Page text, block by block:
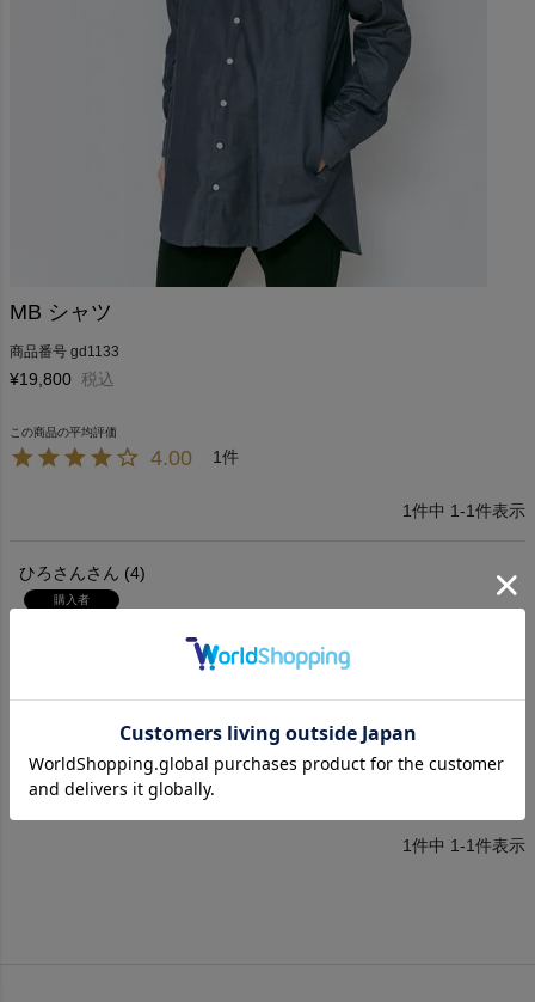
MB シャツ
商品番号 gd1133
¥19,800 税込
4.00 1
1件中 1-1件表示
ひろさん 4
購入者
Lサイズにして正解でした。５５歳の私には少し可愛すぎる
けど、上手く着こなせそうです。
1件中 1-1件表示